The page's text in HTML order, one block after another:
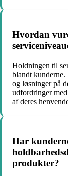
Hvordan
Holdningen til
blandt
og løsninger på
udfordringer
af deres
Har
produkter?